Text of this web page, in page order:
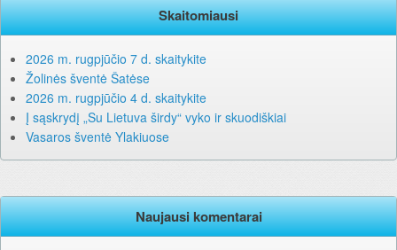
Skaitomiausi
2026 m. rugpjūčio 7 d. skaitykite
Žolinės šventė Šatėse
2026 m. rugpjūčio 4 d. skaitykite
Į sąskrydį „Su Lietuva širdy“ vyko ir skuodiškiai
Vasaros šventė Ylakiuose
Naujausi komentarai